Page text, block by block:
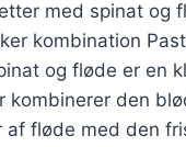
med spinat og
kombination
og fløde er en
kombinerer den
af fløde med den